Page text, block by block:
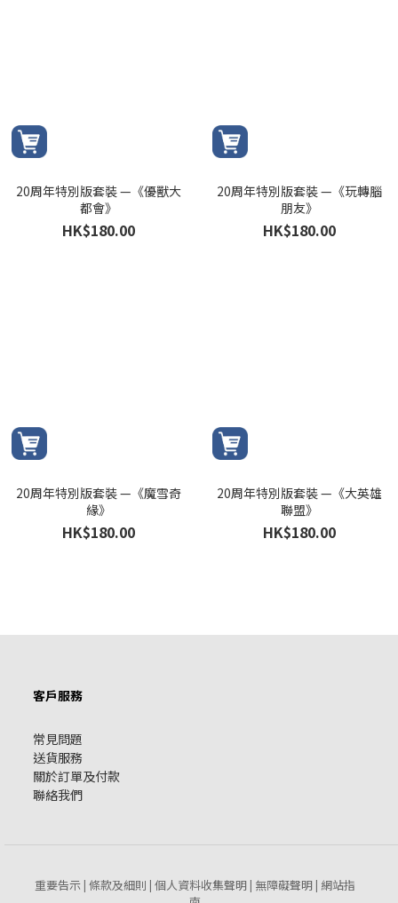
20周年特別版套裝 —《優獸大
都會》
HK$180.00
20周年特別版套裝 —《玩轉腦
朋友》
HK$180.00
20周年特別版套裝 —《魔雪奇
緣》
HK$180.00
20周年特別版套裝 —《大英雄
聯盟》
HK$180.00
客戶服務
常見問題
送貨服務
關於訂單及付款
聯絡我們
重要告示| 條款及細則 | 個人資料收集聲明| 無障礙聲明| 網站指